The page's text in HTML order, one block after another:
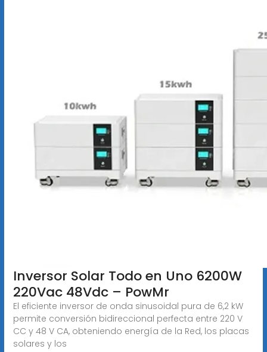
Inversor Solar Todo en Uno 6200W
220Vac 48Vdc – PowMr
El eficiente inversor de onda sinusoidal pura de 6,2 kW
permite conversión bidireccional perfecta entre 220 V
CC y 48 V CA, obteniendo energía de la Red, los placas
solares y los